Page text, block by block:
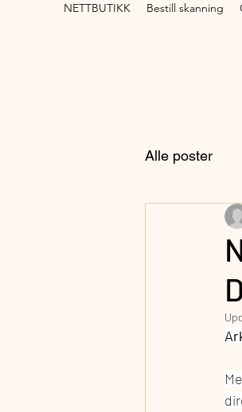
NETTBUTIKK Bestill skanning
Alle poster